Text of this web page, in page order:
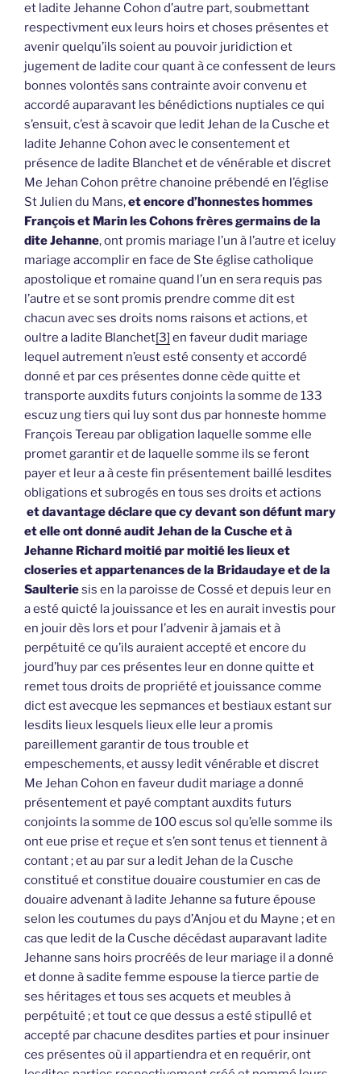
et ladite Jehanne Cohon d’autre part, soubmettant
respectivment eux leurs hoirs et choses présentes et
avenir quelqu’ils soient au pouvoir juridiction et
jugement de ladite cour quant à ce confessent de leurs
bonnes volontés sans contrainte avoir convenu et
accordé auparavant les bénédictions nuptiales ce qui
s’ensuit, c’est à scavoir que ledit Jehan de la Cusche et
ladite Jehanne Cohon avec le consentement et
présence de ladite Blanchet et de vénérable et discret
Me Jehan Cohon prêtre chanoine prébendé en l’église
St Julien du Mans,et encore d’honnestes hommes
François et Marin les Cohons frères germains de la
dite Jehanne, ont promis mariage l’un à l’autre et iceluy
mariage accomplir en face de Ste église catholique
apostolique et romaine quand l’un en sera requis pas
l’autre et se sont promis prendre comme dit est
chacun avec ses droits noms raisons et actions, et
oultre a ladite Blanchet[3] en faveur dudit mariage
lequel autrement n’eust esté consenty et accordé
donné et par ces présentes donne cède quitte et
transporte auxdits futurs conjoints la somme de 133
escuz ung tiers qui luy sont dus par honneste homme
François Tereau par obligation laquelle somme elle
promet garantir et de laquelle somme ils se feront
payer et leur a à ceste fin présentement baillé lesdites
obligations et subrogés en tous ses droits et actions
et davantage déclare que cy devant son défunt mary
et elle ont donné audit Jehan de la Cusche et à
Jehanne Richard moitié par moitié les lieux et
closeries et appartenances de la Bridaudaye et de la
Saulteriesis en la paroisse de Cossé et depuis leur en
a esté quicté la jouissance et les en aurait investis pour
en jouir dès lors et pour l’advenir à jamais et à
perpétuité ce qu’ils auraient accepté et encore du
jourd’huy par ces présentes leur en donne quitte et
remet tous droits de propriété et jouissance comme
dict est avecque les sepmances et bestiaux estant sur
lesdits lieux lesquels lieux elle leur a promis
pareillement garantir de tous trouble et
empeschements, et aussy ledit vénérable et discret
Me Jehan Cohon en faveur dudit mariage a donné
présentement et payé comptant auxdits futurs
conjoints la somme de 100 escus sol qu’elle somme ils
ont eue prise et reçue et s’en sont tenus et tiennent à
contant ; et au par sur a ledit Jehan de la Cusche
constitué et constitue douaire coustumier en cas de
douaire advenant à ladite Jehanne sa future épouse
selon les coutumes du pays d’Anjou et du Mayne ; et en
cas que ledit de la Cusche décédast auparavant ladite
Jehanne sans hoirs procréés de leur mariage il a donné
et donne à sadite femme espouse la tierce partie de
ses héritages et tous ses acquets et meubles à
perpétuité ; et tout ce que dessus a esté stipullé et
accepté par chacune desdites parties et pour insinuer
ces présentes où il appartiendra et en requérir, ont